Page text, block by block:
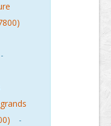
-
-